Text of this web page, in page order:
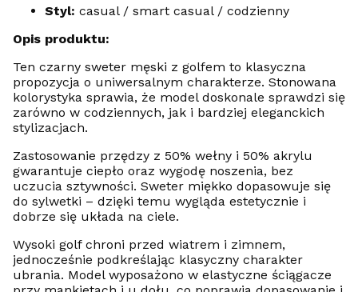
Styl: casual / smart casual / codzienny
Opis produktu:
Ten czarny sweter męski z golfem to klasyczna
propozycja o uniwersalnym charakterze. Stonowana
kolorystyka sprawia, że model doskonale sprawdzi się
zarówno w codziennych, jak i bardziej eleganckich
stylizacjach.
Zastosowanie przędzy z 50% wełny i 50% akrylu
gwarantuje ciepło oraz wygodę noszenia, bez
uczucia sztywności. Sweter miękko dopasowuje się
do sylwetki – dzięki temu wygląda estetycznie i
dobrze się układa na ciele.
Wysoki golf chroni przed wiatrem i zimnem,
jednocześnie podkreślając klasyczny charakter
ubrania. Model wyposażono w elastyczne ściągacze